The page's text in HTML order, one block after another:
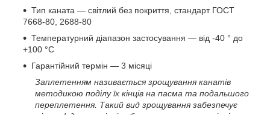
Тип каната — світлий без покриття, стандарт ГОСТ
7668-80, 2688-80
Температурний діапазон застосування — від -40 ° до
+100 °С
Гарантійний термін — 3 місяці
Заплетенням називається зрощування канатів
методикою поділу їх кінців на пасма та подальшого
переплетення. Такий вид зрощування забезпечує